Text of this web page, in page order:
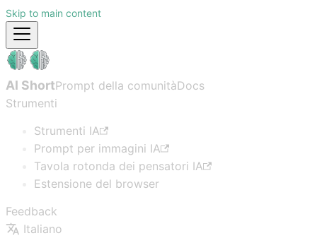
Skip to main content
AI ShortPrompt della comunitàDocs
Strumenti
Strumenti IA
Prompt per immagini IA
Tavola rotonda dei pensatori IA
Estensione del browser
Feedback
Italiano